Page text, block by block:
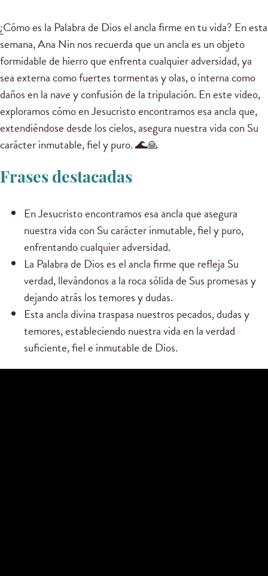
¿Cómo es la Palabra de Dios el ancla firme en tu vida? En esta
semana, Ana Nin nos recuerda que un ancla es un objeto
formidable de hierro que enfrenta cualquier adversidad, ya
sea externa como fuertes tormentas y olas, o interna como
daños en la nave y confusión de la tripulación. En este video,
exploramos cómo en Jesucristo encontramos esa ancla que,
extendiéndose desde los cielos, asegura nuestra vida con Su
carácter inmutable, fiel y puro. 🌊🙏
Frases destacadas
En Jesucristo encontramos esa ancla que asegura
nuestra vida con Su carácter inmutable, fiel y puro,
enfrentando cualquier adversidad.
La Palabra de Dios es el ancla firme que refleja Su
verdad, llevándonos a la roca sólida de Sus promesas y
dejando atrás los temores y dudas.
Esta ancla divina traspasa nuestros pecados, dudas y
temores, estableciendo nuestra vida en la verdad
suficiente, fiel e inmutable de Dios.